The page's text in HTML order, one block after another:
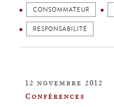
CONSOMMATEUR
RESPONSABILITÉ
12 novembre 2012
Conférences